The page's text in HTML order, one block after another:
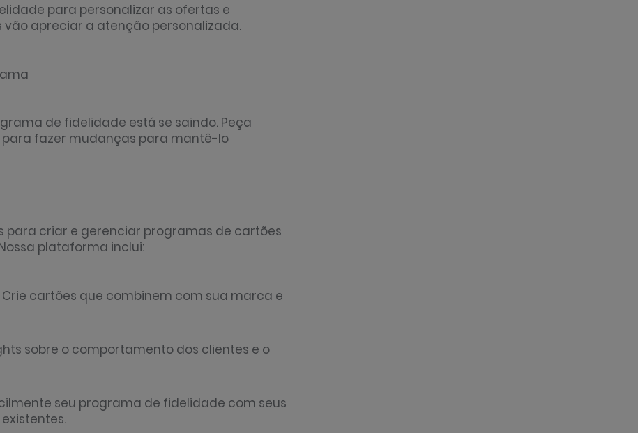
para personalizar as ofertas e
apreciar a atenção personalizada.
de fidelidade está se saindo. Peça
fazer mudanças para mantê-lo
para criar e gerenciar programas de cartões
plataforma inclui:
Crie cartões que combinem com sua marca e
sobre o comportamento dos clientes e o
seu programa de fidelidade com seus